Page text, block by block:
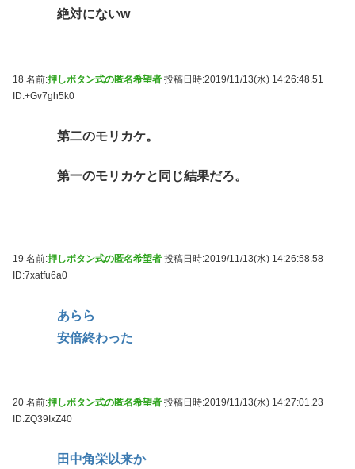
絶対にないw
18 名前:押しボタン式の匿名希望者 投稿日時:2019/11/13(水) 14:26:48.51
ID:+Gv7gh5k0
第二のモリカケ。
第一のモリカケと同じ結果だろ。
19 名前:押しボタン式の匿名希望者 投稿日時:2019/11/13(水) 14:26:58.58
ID:7xatfu6a0
あらら
安倍終わった
20 名前:押しボタン式の匿名希望者 投稿日時:2019/11/13(水) 14:27:01.23
ID:ZQ39IxZ40
田中角栄以来か